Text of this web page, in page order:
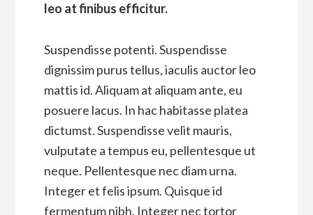
leo at finibus efficitur.
Suspendisse potenti. Suspendisse
dignissim purus tellus, iaculis auctor leo
mattis id. Aliquam at aliquam ante, eu
posuere lacus. In hac habitasse platea
dictumst. Suspendisse velit mauris,
vulputate a tempus eu, pellentesque ut
neque. Pellentesque nec diam urna.
Integer et felis ipsum. Quisque id
fermentum nibh. Integer nec tortor